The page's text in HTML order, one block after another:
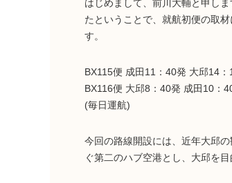
はじめまして、前川大輔と申し
たということで、就航初便の取
す。
BX115便 成田11：40発 大邱14：
BX116便 大邱8：40発 成田10：
(毎日運航)
今回の路線開設には、近年大邱
ぐ第二のハブ空港とし、大邱を